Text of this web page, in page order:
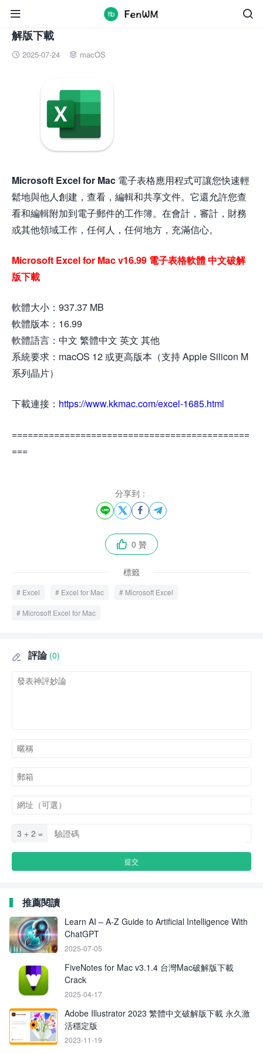


Microsoft Excel for Mac v16.99 台灣繁體Mac破
解版下載
 2025-07-24  macOS
Microsoft Excel for Mac 電子表格應用程式可讓您快速輕
鬆地與他人創建，查看，編輯和共享文件。它還允許您查
看和編輯附加到電子郵件的工作簿。在會計，審計，財務
或其他領域工作，任何人，任何地方，充滿信心。
Microsoft Excel for Mac v16.99 電子表格軟體 中文破解
版下載
軟體大小：937.37 MB
軟體版本：16.99
軟體語言：中文 繁體中文 英文 其他
系統要求：macOS 12 或更高版本（支持 Apple Silicon M
系列晶片）
下載連接： https://www.kkmac.com/excel-1685.html
=============================================
===
分享到：
   
 0 贊
標籤
Excel Excel for Mac Microsoft Excel
Microsoft Excel for Mac
 評論 (0)
3 + 2 =
推薦閱讀
Learn AI – A-Z Guide to Artificial Intelligence With
ChatGPT
2025-07-05
FiveNotes for Mac v3.1.4 台灣Mac破解版下載
Crack
2025-04-17
Adobe Illustrator 2023 繁體中文破解版下載 永久激
活穩定版
2023-11-19